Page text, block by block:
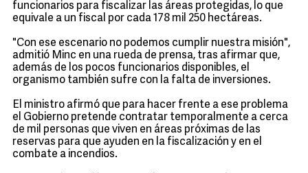
funcionarios para fiscalizar las áreas protegidas, lo que
equivale a un fiscal por cada 178 mil 250 hectáreas.
"Con ese escenario no podemos cumplir nuestra misión",
admitió Minc en una rueda de prensa, tras afirmar que,
además de los pocos funcionarios disponibles, el
organismo también sufre con la falta de inversiones.
El ministro afirmó que para hacer frente a ese problema
el Gobierno pretende contratar temporalmente a cerca
de mil personas que viven en áreas próximas de las
reservas para que ayuden en la fiscalización y en el
combate a incendios.